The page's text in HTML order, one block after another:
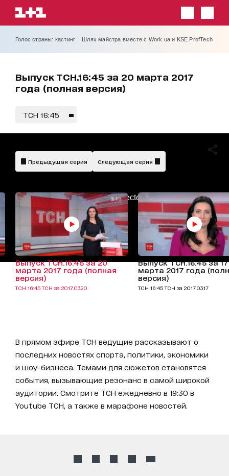
Голос страны: кастинг Шлях майстра вместе с Work.ua и KSE ProfTech
Выпуск ТСН.16:45 за 20 марта 2017
года (полная версия)
ТСН 16:45
AdBlockDetected!
Предыдущая серия Следующая серия
Выпуск ТСН.16:45 за 20
марта 2017 года (полная
версия)
ТСН 16:45 ТСН за 2017.03.20
Выпуск ТСН.16:45 за 17
марта 2017 года
версия)
ТСН 16:45 ТСН за 2017.03.17
В прямом эфире ТСН ведущие рассказывают о
последних новостях спорта, политики, экономики
и шоу-бизнеса. Темами для сюжетов становятся
события, вызывающие резонанс в самой широкой
аудитории. Смотрите ТСН ежедневно в 19:30 в
Youtube ТСН, а также в марафоне новостей.